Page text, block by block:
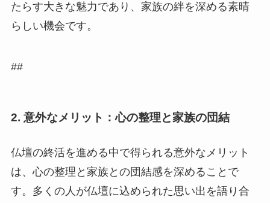
たらす大きな魅力であり、家族の絆を深める素晴
らしい機会です。
##
2. 意外なメリット：心の整理と家族の団結
仏壇の終活を進める中で得られる意外なメリット
は、心の整理と家族との団結感を深めることで
す。多くの人が仏壇に込められた思い出を語り合